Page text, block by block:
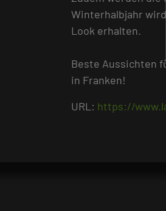
Winterhalbjahr
Look erhalten.
Beste Aussichten
in Franken!
URL: https://